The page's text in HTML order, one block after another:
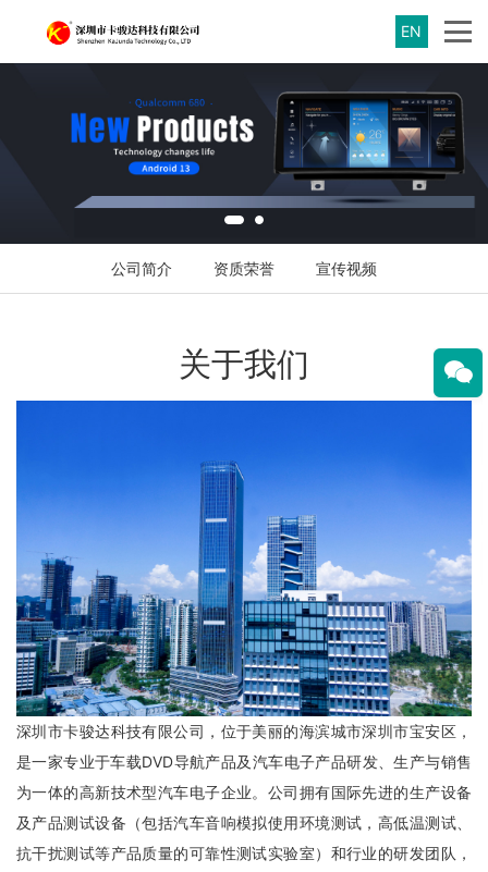
EN
公司简介 资质荣誉 宣传视频
关于我们
深圳市卡骏达科技有限公司，位于美丽的海滨城市深圳市宝安区，
是一家专业于车载DVD导航产品及汽车电子产品研发、生产与销售
为一体的高新技术型汽车电子企业。公司拥有国际先进的生产设备
及产品测试设备（包括汽车音响模拟使用环境测试，高低温测试、
抗干扰测试等产品质量的可靠性测试实验室）和行业的研发团队，